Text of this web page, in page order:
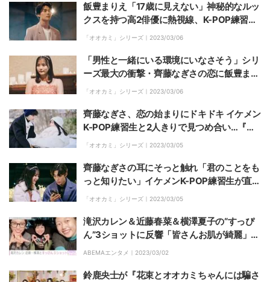
飯豊まりえ「17歳に見えない」神秘的なルッ
クスを持つ高2俳優に熱視線、K-POP練習生
にも「女性に対するアプローチの仕方が気に
「オオカミ」シリーズ｜ 2023/03/06
「男性と一緒にいる環境にいなさそう」シリ
ーズ最大の衝撃・齊藤なぎさの恋に飯豊まり
えが興味津々『花束オオカミ』第1話
「オオカミ」シリーズ｜ 2023/03/06
齊藤なぎさ、恋の始まりにドキドキ イケメン
K-POP練習生と2人きりで見つめ合い…『花
束オオカミ』第1話
「オオカミ」シリーズ｜ 2023/03/05
齊藤なぎさの耳にそっと触れ「君のことをも
っと知りたい」イケメンK-POP練習生が直球
アプローチ『花束オオカミ』第1話
「オオカミ」シリーズ｜ 2023/03/05
滝沢カレン＆近藤春菜＆横澤夏子の“すっぴ
ん”3ショットに反響「皆さんお肌が綺麗」
「3人かわいい」
ABEMAエンタメ｜ 2023/03/02
鈴鹿央士が『花束とオオカミちゃんには騙さ